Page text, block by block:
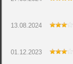
13.08.2024
01.12.2023